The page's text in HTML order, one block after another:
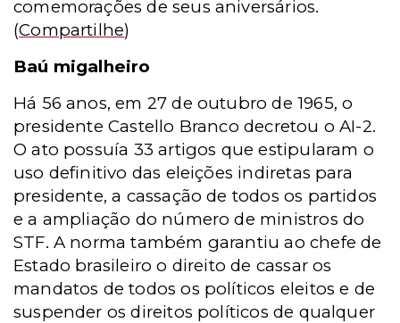
comemorações de seus aniversários.
(Compartilhe)
Baú migalheiro
Há 56 anos, em 27 de outubro de 1965, o
presidente Castello Branco decretou o AI-2.
O ato possuía 33 artigos que estipularam o
uso definitivo das eleições indiretas para
presidente, a cassação de todos os partidos
e a ampliação do número de ministros do
STF. A norma também garantiu ao chefe de
Estado brasileiro o direito de cassar os
mandatos de todos os políticos eleitos e de
suspender os direitos políticos de qualquer